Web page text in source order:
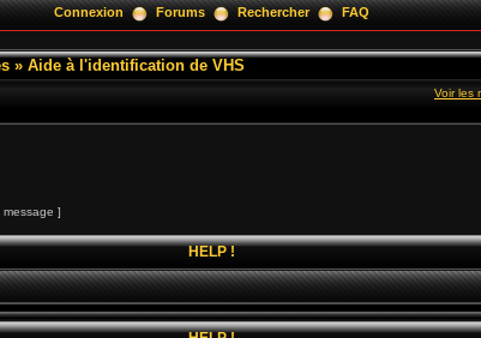
Connexion Forums Rechercher FAQ
» Aide à l'identification de VHS
Voir les
message ]
HELP !